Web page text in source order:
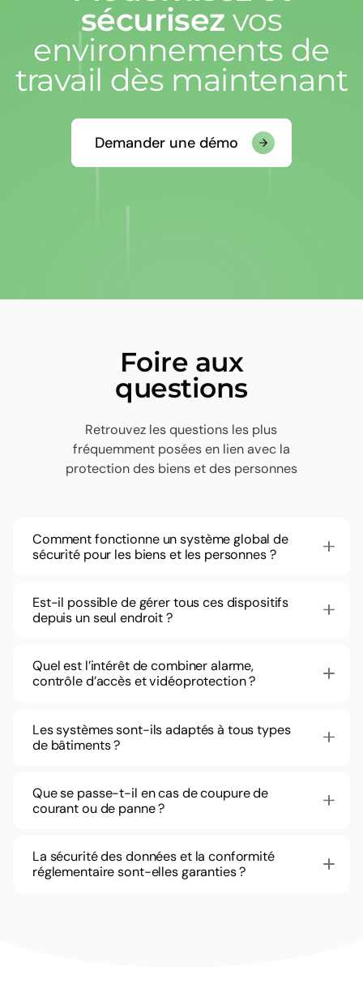
sécurisez vos
environnements de
travail dès maintenant
Demander une démo
Foire aux
questions
Retrouvez les questions les plus
fréquemment posées en lien avec la
protection des biens et des personnes
Comment fonctionne un système global de
sécurité pour les biens et les personnes ?
Est-il possible de gérer tous ces dispositifs
depuis un seul endroit ?
Quel est l’intérêt de combiner alarme,
contrôle d’accès et vidéoprotection ?
Les systèmes sont-ils adaptés à tous types
de bâtiments ?
Que se passe-t-il en cas de coupure de
courant ou de panne ?
La sécurité des données et la conformité
réglementaire sont-elles garanties ?
Démarrer le support